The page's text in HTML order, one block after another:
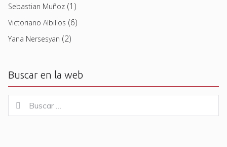
Sebastian Muñoz (1)
Victoriano Albillos (6)
Yana Nersesyan (2)
Buscar en la web
for:
Buscar